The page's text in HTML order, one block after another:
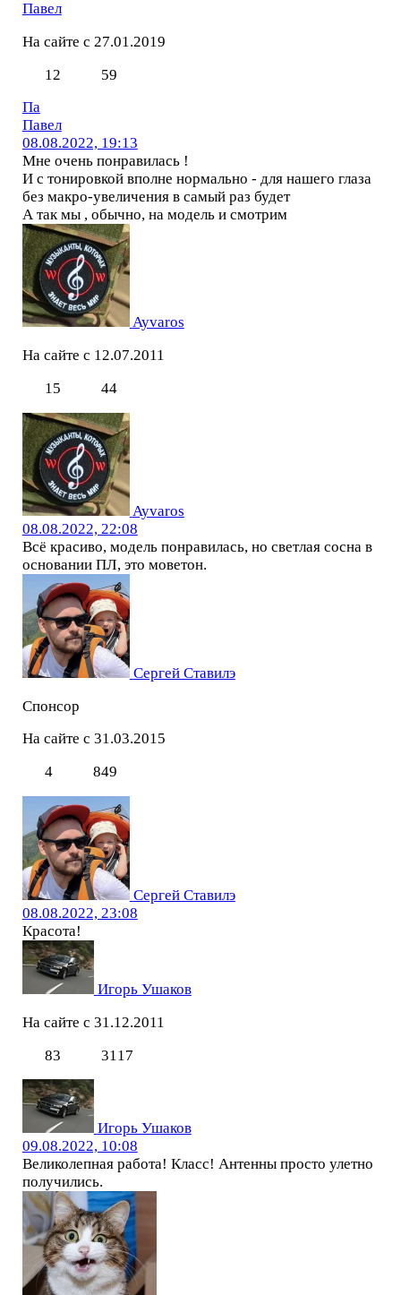
Павел
На сайте с 27.01.2019
12
59
Па
Павел
08.08.2022, 19:13
Мне очень понравилась !
И с тонировкой вполне нормально - для нашего глаза
без макро-увеличения в самый раз будет
А так мы , обычно, на модель и смотрим
Ayvaros
На сайте с 12.07.2011
15
44
Ayvaros
08.08.2022, 22:08
Всё красиво, модель понравилась, но светлая сосна в
основании ПЛ, это моветон.
Сергей Ставилэ
Спонсор
На сайте с 31.03.2015
4
849
Сергей Ставилэ
08.08.2022, 23:08
Красота!
Игорь Ушаков
На сайте с 31.12.2011
83
3117
Игорь Ушаков
09.08.2022, 10:08
Великолепная работа! Класс! Антенны просто улетно
получились.